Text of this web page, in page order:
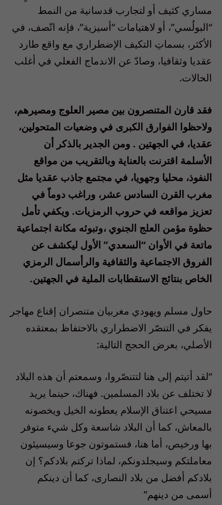
مساري كثيف أو لتجارب قدسانية من النمط
“البولُسي”، أو لاهتيامات “أسيزية”، فإنه اتّصف، في
الأكثر، بسماتِ التكيف الإضطراري مع واقع طارد
عقديا وثقافيا، وصادّ عن الاندماج الفعلي في أغلب
الحالات.
فقد قارن المتنصرون بين مصير العلوج ومصيرهم،
ولاحظوا الفوارق الكبرى في وضعيات المتحولين،
عقديا، في الجهتين . ومن الجدير بالذكر أن
الأسلمة اقترنت بالعناية وبالتقريب من مواقع
النفوذ، محليا وجهويا، في مجتمع جاذب عقديا مثل
مغرب القرن السادس عشر، وراغب دوماً في
تعزيز مواقعه في حروب الرمزيات. ويكفي تأمل
حظوة مؤمن العلج الجنوي ،وتبوئه مكانة اجتماعية
ماتعة في الأوان “السعدي” الأول ليكشف عن
الفروق الاجتماعية والثقافية والرأسمال الرمزي
الخاص بنتائج الاستقطابات الملية في الجهتين.
حاول مسلم ويهودي مغربيان متنصران إقناع مهاجر
يفكر في التنصّر الاضطراري بالاحتفاظ بمعتقده
الأصلي، بعرض الحجج التالية:
“لقد أتيتم إلى هنا لتتنصّروا، وسمعتم أن هذه البلاد
لا تختلف عن بلاد المسلمين. فهناك، حينما يريد
مسيحي اعتناق الإسلام يعطونه الخيل ويخصونه
بالمعاش، كما أن البلاد شاسعة وكل شيء متوفر
بها ورخيص، أما هنا، فستموتون جوعا وسيسيئون
معاملتكم وسيجلدونكم، لماذا تركتم بلادكم؟ إن
بلادكم أفضل من بلاد النصارى، كما أن دينكم
أسمى من دينهم”